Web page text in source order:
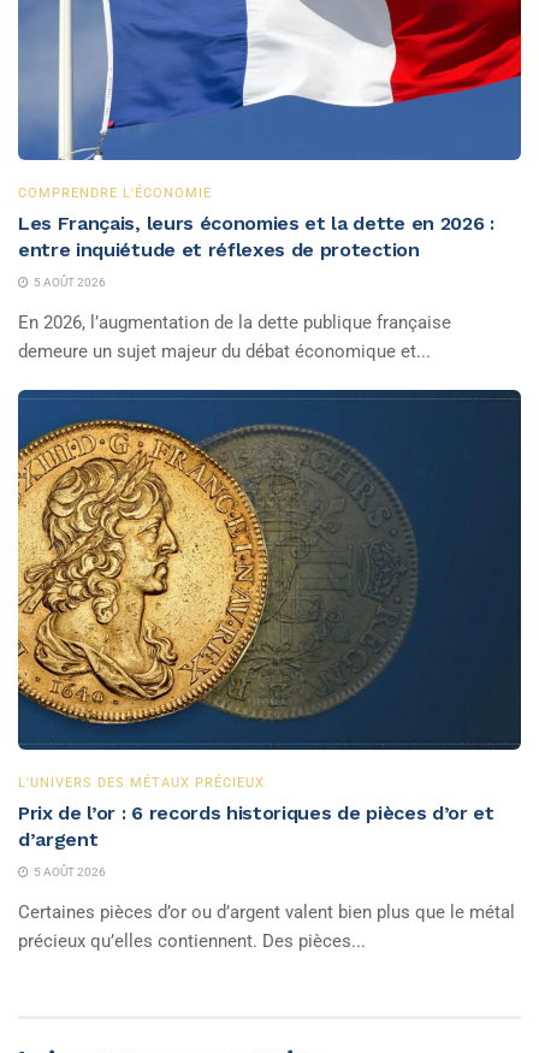
COMPRENDRE L'ÉCONOMIE
Les Français, leurs économies et la dette en 2026 :
entre inquiétude et réflexes de protection
5 AOÛT 2026
En 2026, l’augmentation de la dette publique française
demeure un sujet majeur du débat économique et...
L'UNIVERS DES MÉTAUX PRÉCIEUX
Prix de l’or : 6 records historiques de pièces d’or et
d’argent
5 AOÛT 2026
Certaines pièces d’or ou d’argent valent bien plus que le métal
précieux qu’elles contiennent. Des pièces...